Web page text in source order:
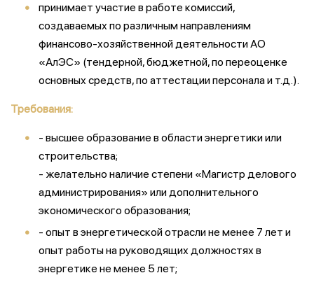
принимает участие в работе комиссий,
создаваемых по различным направлениям
финансово-хозяйственной деятельности АО
«АлЭС» (тендерной, бюджетной, по переоценке
основных средств, по аттестации персонала и т.д.).
Требования:
- высшее образование в области энергетики или
строительства;
- желательно наличие степени «Магистр делового
администрирования» или дополнительного
экономического образования;
- опыт в энергетической отрасли не менее 7 лет и
опыт работы на руководящих должностях в
энергетике не менее 5 лет;